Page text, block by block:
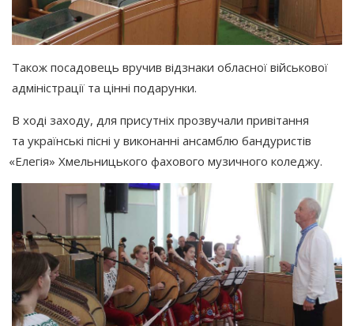
Також посадовець вручив відзнаки обласної військової
адміністрації та цінні подарунки.
В ході заходу, для присутніх прозвучали привітання
та українські пісні у виконанні ансамблю бандуристів
«Елегія» Хмельницького фахового музичного коледжу.